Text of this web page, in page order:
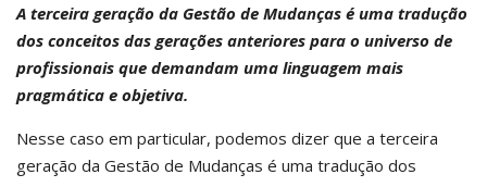
A terceira geração da Gestão de Mudanças é uma tradução
dos conceitos das gerações anteriores para o universo de
profissionais que demandam uma linguagem mais
pragmática e objetiva.
Nesse caso em particular, podemos dizer que a terceira
geração da Gestão de Mudanças é uma tradução dos